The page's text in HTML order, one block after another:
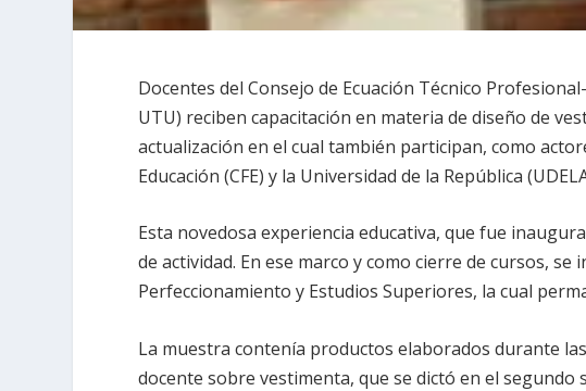
Docentes del Consejo de Ecuación Técnico
UTU) reciben capacitación en materia de diseño de
actualización en el cual también participan, como
Educación (CFE) y la Universidad de la República
Esta novedosa experiencia educativa, que fue
de actividad. En ese marco y como cierre de cursos,
Perfeccionamiento y Estudios Superiores, la cual
La muestra contenía productos elaborados durante
docente sobre vestimenta, que se dictó en el segundo